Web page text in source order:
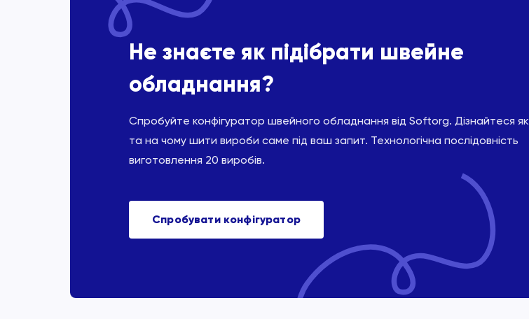
Не знаєте як підібрати швейне
обладнання?
Спробуйте конфігуратор швейного обладнання від Softorg. Дізнайтеся як
та на чому шити вироби саме під ваш запит. Технологічна послідовність
виготовлення 20 виробів.
Спробувати конфігуратор